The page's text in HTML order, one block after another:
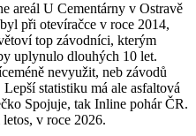
areál U Cementárny v Ostravě
při otevíračce v roce 2014,
top závodníci, kterým
uplynulo dlouhých 10 let.
nevyužit, neb závodů
statistiku má ale asfaltová
Spojuje, tak Inline pohár ČR.
v roce 2026.